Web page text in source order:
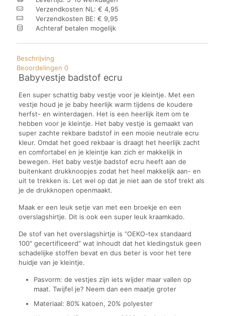
Verzendkosten NL: € 4,95
Verzendkosten BE: € 9,95
Achteraf betalen mogelijk
Beschrijving
Beoordelingen 0
Babyvestje badstof ecru
Een super schattig baby vestje voor je kleintje. Met een
vestje houd je je baby heerlijk warm tijdens de koudere
herfst- en winterdagen. Het is een heerlijk item om te
hebben voor je kleintje. Het baby vestje is gemaakt van
super zachte rekbare badstof in een mooie neutrale ecru
kleur. Omdat het goed rekbaar is draagt het heerlijk zacht
en comfortabel en je kleintje kan zich er makkelijk in
bewegen. Het baby vestje badstof ecru heeft aan de
buitenkant drukknoopjes zodat het heel makkelijk aan- en
uit te trekken is. Let wel op dat je niet aan de stof trekt als
je de drukknopen openmaakt.
Maak er een leuk setje van met een broekje en een
overslagshirtje. Dit is ook een super leuk kraamkado.
De stof van het overslagshirtje is “OEKO-tex standaard
100″ gecertificeerd” wat inhoudt dat het kledingstuk geen
schadelijke stoffen bevat en dus beter is voor het tere
huidje van je kleintje.
Pasvorm: de vestjes zijn iets wijder maar vallen op
maat. Twijfel je? Neem dan een maatje groter
Materiaal: 80% katoen, 20% polyester